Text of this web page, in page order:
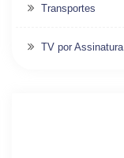
Transportes
TV por Assinatura